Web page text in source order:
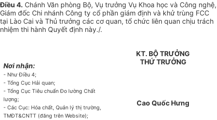
Điều 4. Chánh Văn phòng Bộ, Vụ trưởng Vụ Khoa học và Công nghệ,
Giám đốc Chi nhánh Công ty cổ phần giám định và khử trùng FCC
tại Lào Cai và Thủ trưởng các cơ quan, tổ chức liên quan chịu trách
nhiệm thi hành Quyết định này./.
Nơi nhận:
- NhưĐiều 4;
- Tổng Cục Hải quan;
- Tổng Cục Tiêu chuẩn Đo lường Chất
lượng;
- Các Cục: Hóa chất, Quản lý thị trường,
TMĐT&CNTT (đăng trên Website);
KT. BỘ TRƯỞNG
THỨ TRƯỞNG
Cao Quốc Hưng